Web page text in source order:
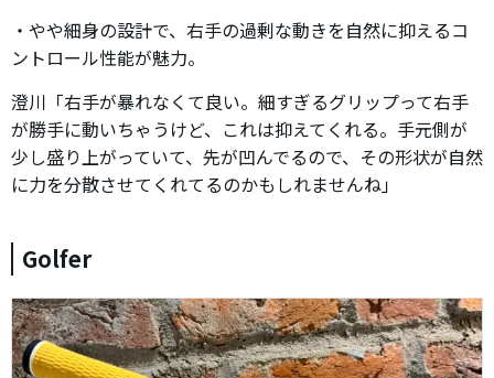
・やや細身の設計で、右手の過剰な動きを自然に抑えるコ
ントロール性能が魅力。
澄川「右手が暴れなくて良い。細すぎるグリップって右手
が勝手に動いちゃうけど、これは抑えてくれる。手元側が
少し盛り上がっていて、先が凹んでるので、その形状が自然
に力を分散させてくれてるのかもしれませんね」
Golfer